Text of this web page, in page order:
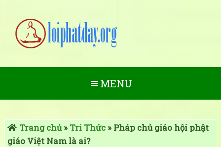
MENU
Trang chủ» Tri Thức» Pháp chủ giáo hội phật
giáo Việt Nam là ai?